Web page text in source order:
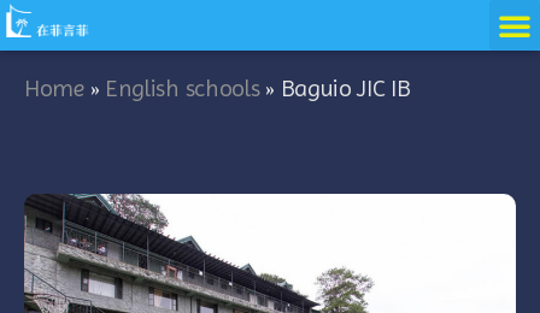
跳
至
Home» English schools» Baguio JIC IB